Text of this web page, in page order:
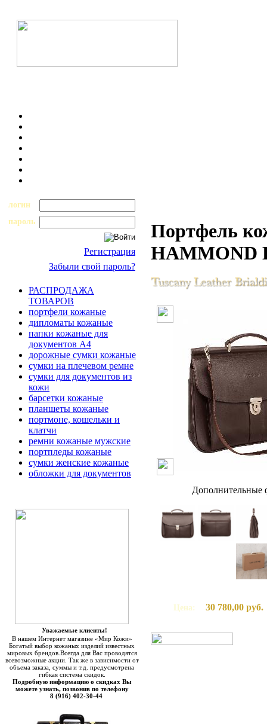
логин
пароль
Регистрация
Забыли свой пароль?
РАСПРОДАЖА
ТОВАРОВ
портфели кожаные
дипломаты кожаные
папки кожаные для
документов А4
дорожные сумки кожаные
сумки на плечевом ремне
сумки для документов из
кожи
барсетки кожаные
планшеты кожаные
портмоне, кошельки и
клатчи
ремни кожаные мужские
портпледы кожаные
сумки женские кожаные
обложки для документов
Уважаемые клиенты!
В нашем Интернет магазине «Мир Кожи»
Богатый выбор кожаных изделий известных
мировых брендов.Всегда для Вас проводятся
всевозможные акции. Так же в зависимости от
объема заказа, суммы и т.д. предусмотрена
гибкая система скидок.
Подробную информацию о скидках Вы
можете узнать, позвонив по телефону
8 (916) 402-30-44
Портфель
HAMMOND
Дополнительные
Цена: 30 780,00 руб.